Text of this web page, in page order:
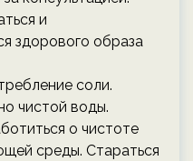
и
здорового образа
соли.
чистой воды.
о чистоте
среды. Стараться